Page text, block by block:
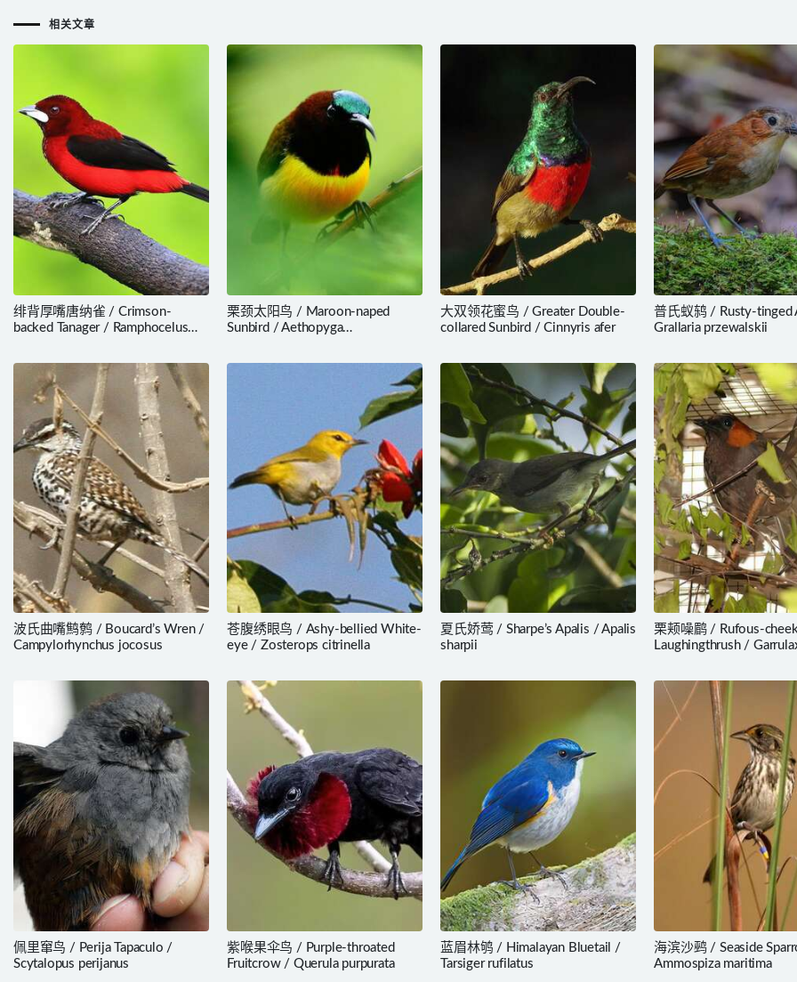
相关文章
绯背厚嘴唐纳雀 / Crimson-
backed Tanager / Ramphocelus
栗颈太阳鸟 / Maroon-naped
Sunbird / Aethopyga
大双领花蜜鸟 / Greater Double-
collared Sunbird / Cinnyris afer
普氏蚁鸫 / Rusty-tinged
Grallaria przewalskii
波氏曲嘴鹪鹩 / Boucard’s Wren /
Campylorhynchus jocosus
苍腹绣眼鸟 / Ashy-bellied White-
eye / Zosterops citrinella
夏氏娇莺 / Sharpe’s Apalis / Apalis
sharpii
栗颊噪鹛 / Rufous-
Laughingthrush /
佩里窜鸟 / Perija Tapaculo /
Scytalopus perijanus
紫喉果伞鸟 / Purple-throated
Fruitcrow / Querula purpurata
蓝眉林鸲 / Himalayan Bluetail /
Tarsiger rufilatus
海滨沙鹀 / Seaside
Ammospiza maritima